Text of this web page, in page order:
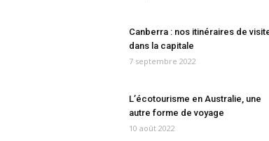
Canberra : nos itinéraires de
dans la capitale
7 septembre 2022
L’écotourisme en Australie, une
autre forme de voyage
10 août 2022